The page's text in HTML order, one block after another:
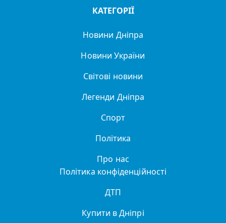
КАТЕГОРІЇ
Новини Дніпра
Новини України
Світові новини
Легенди Дніпра
Спорт
Політика
Про нас
Політика конфіденційності
ДТП
Купити в Дніпрі